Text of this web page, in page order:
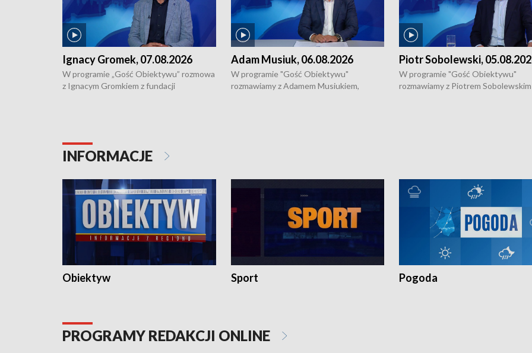
Ignacy Gromek, 07.08.2026
W programie „Gość Obiektywu” rozmowa
z Ignacym Gromkiem z fundacji
Adam Musiuk, 06.08.2026
W programie "Gość Obiektywu"
rozmawiamy z Adamem Musiukiem,
Piotr Sobolewski,
W programie "Gość Obiektywu"
rozmawiamy z Piotrem
INFORMACJE
Obiektyw Sport Pogoda
PROGRAMY REDAKCJI ONLINE